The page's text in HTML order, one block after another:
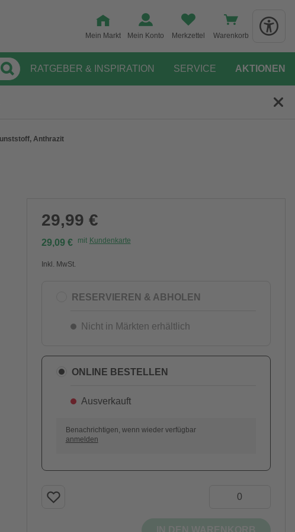
Mein Markt Mein Konto Merkzettel Warenkorb
RATGEBER & INSPIRATION SERVICE AKTIONEN
Anthrazit
AUSVERKAUFT
29,99 €
29,09 € mit Kundenkarte
Inkl. MwSt.
RESERVIEREN & ABHOLEN
Nicht in Märkten erhältlich
ONLINE BESTELLEN
Ausverkauft
Benachrichtigen, wenn wieder verfügbar
anmelden